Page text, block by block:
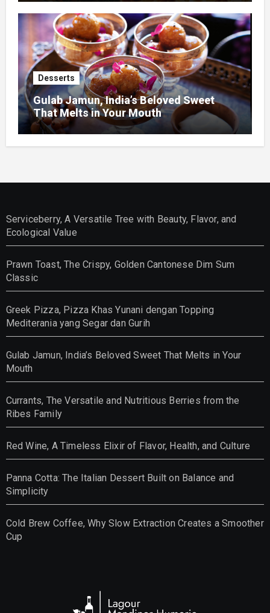
Desserts
Gulab Jamun, India’s Beloved Sweet
That Melts in Your Mouth
Serviceberry, A Versatile Tree with Beauty, Flavor, and
Ecological Value
Prawn Toast, The Crispy, Golden Cantonese Dim Sum
Classic
Greek Pizza, Pizza Khas Yunani dengan Topping
Mediterania yang Segar dan Gurih
Gulab Jamun, India’s Beloved Sweet That Melts in Your
Mouth
Currants, The Versatile and Nutritious Berries from the
Ribes Family
Red Wine, A Timeless Elixir of Flavor, Health, and Culture
Panna Cotta: The Italian Dessert Built on Balance and
Simplicity
Cold Brew Coffee, Why Slow Extraction Creates a Smoother
Cup